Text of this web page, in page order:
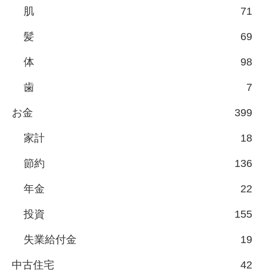
肌 71
髪 69
体 98
歯 7
お金 399
家計 18
節約 136
年金 22
投資 155
失業給付金 19
中古住宅 42